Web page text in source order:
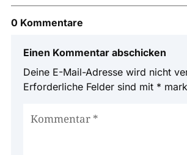
0 Kommentare
Einen Kommentar abschicken
Deine E-Mail-Adresse wird nicht
Erforderliche Felder sind mit *